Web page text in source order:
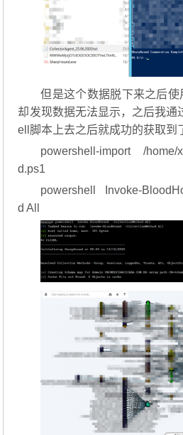
但是这个数据脱下来之后
却发现数据无法显示，之后我通
ell脚本上去之后就成功的获取到
powershell-import /home/
d.ps1
powershell Invoke-
d All